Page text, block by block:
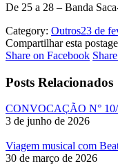
De 25 a 28 – Banda
Category: Outros23 de
Compartilhar esta
Share on FacebookShare
Posts Relacionados
CONVOCAÇÃO N°
3 de junho de 2026
Viagem musical com
30 de março de 2026